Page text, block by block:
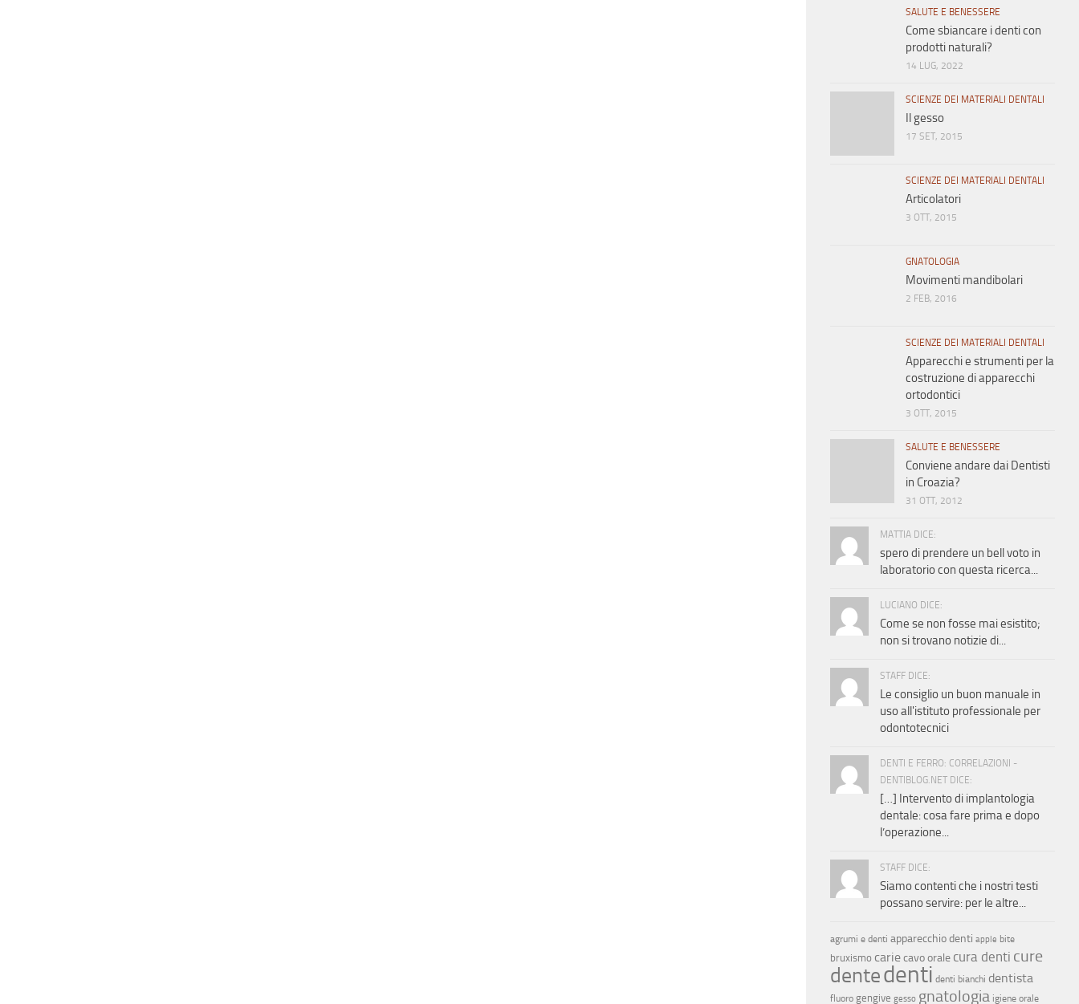
SALUTE E BENESSERE
Come sbiancare i denti con
prodotti naturali?
14 LUG, 2022
SCIENZE DEI MATERIALI DENTALI
Il gesso
17 SET, 2015
SCIENZE DEI MATERIALI DENTALI
Articolatori
3 OTT, 2015
GNATOLOGIA
Movimenti mandibolari
2 FEB, 2016
SCIENZE DEI MATERIALI DENTALI
Apparecchi e strumenti per la
costruzione di apparecchi
ortodontici
3 OTT, 2015
SALUTE E BENESSERE
Conviene andare dai Dentisti
in Croazia?
31 OTT, 2012
MATTIA DICE:
spero di prendere un bell voto in
laboratorio con questa ricerca...
LUCIANO DICE:
Come se non fosse mai esistito;
non si trovano notizie di...
STAFF DICE:
Le consiglio un buon manuale in
uso all'istituto professionale per
odontotecnici
DENTI E FERRO: CORRELAZIONI -
DENTIBLOG.NET DICE:
[…] Intervento di implantologia
dentale: cosa fare prima e dopo
l’operazione...
STAFF DICE:
Siamo contenti che i nostri testi
possano servire: per le altre...
agrumi e denti apparecchio denti apple bite
bruxismo cariecavo orale cura denti cure
dentedenti denti bianchi dentista
fluoro gengive gesso gnatologia igiene orale